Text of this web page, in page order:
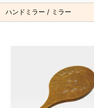
ハンドミラー / ミラー